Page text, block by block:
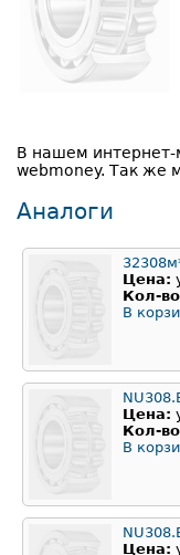
В нашем интернет-
webmoney. Так же
Аналоги
Цена:
Кол-
В
Цена:
Кол-
В
Цена: